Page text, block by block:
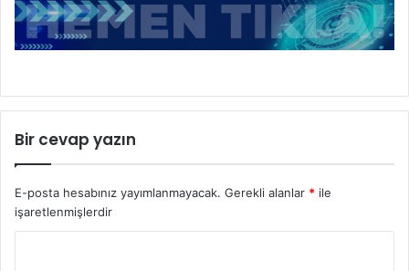
Bir cevap yazın
E-posta hesabınız yayımlanmayacak. Gerekli alanlar * ile
işaretlenmişlerdir